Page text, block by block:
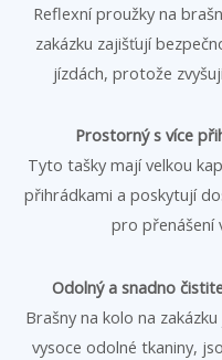
Reflexní proužky na
zakázku zajišťují
jízdách, protože
Prostorný s více
Tyto tašky mají velkou
přihrádkami a poskytují
pro přenášení
Odolný a snadno
Brašny na kolo na
vysoce odolné tkaniny,